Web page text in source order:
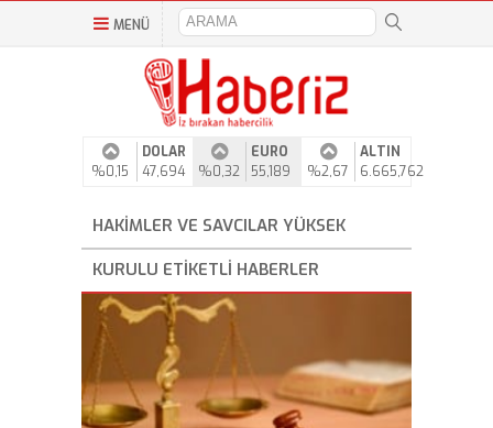
MENÜ
%0,15
DOLAR
47,694
%0,32
EURO
55,189
%2,67
ALTIN
6.665,762
HAKIMLER VE SAVCILAR YÜKSEK
KURULU ETIKETLI HABERLER